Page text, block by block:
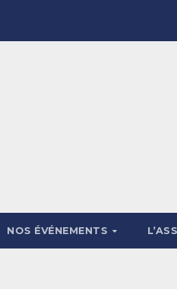
NOS ÉVÉNEMENTS